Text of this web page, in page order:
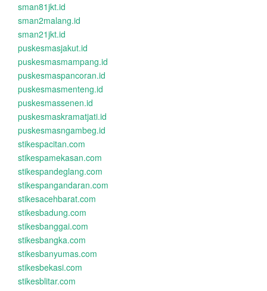
sman81jkt.id
sman2malang.id
sman21jkt.id
puskesmasjakut.id
puskesmasmampang.id
puskesmaspancoran.id
puskesmasmenteng.id
puskesmassenen.id
puskesmaskramatjati.id
puskesmasngambeg.id
stikespacitan.com
stikespamekasan.com
stikespandeglang.com
stikespangandaran.com
stikesacehbarat.com
stikesbadung.com
stikesbanggai.com
stikesbangka.com
stikesbanyumas.com
stikesbekasi.com
stikesblitar.com